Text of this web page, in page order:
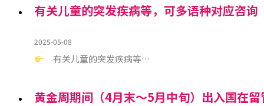
有关儿童的突发疾病等，可多语种对应咨询
2025-05-08
有关儿童的突发疾病等…
黄金周期间（4月末～5月中旬）出入国在